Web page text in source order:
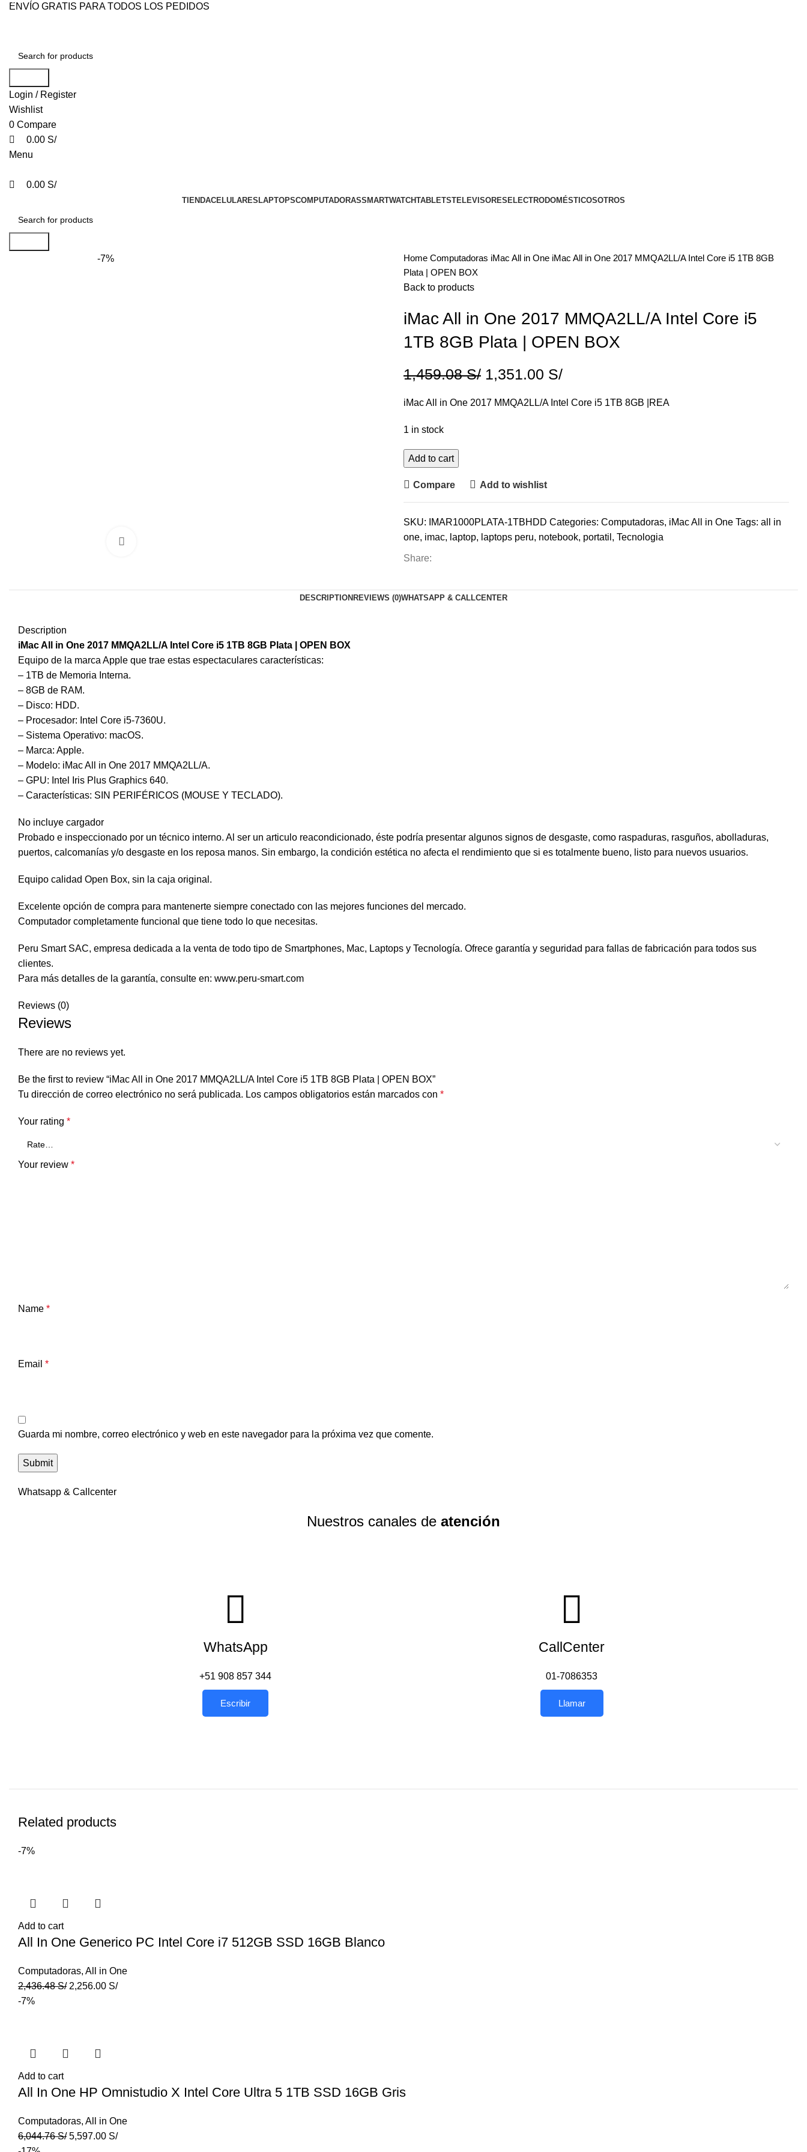
ENVÍO GRATIS PARA TODOS LOS PEDIDOS
Login / Register
Wishlist
0 Compare
0
0.00 S/
Menu
0
0.00 S/
TIENDACELULARES LAPTOPSCOMPUTADORASSMARTWATCHTABLETSTELEVISORES ELECTRODOMÉSTICOSOTROS
-7%
Home Computadoras iMac All in One iMac All in One 2017 MMQA2LL/A Intel Core i5 1TB 8GB
Plata | OPEN BOX
Back to products
iMac All in One 2017 MMQA2LL/A Intel Core i5
1TB 8GB Plata | OPEN BOX
1,459.08S/ 1,351.00 S/
iMac All in One 2017 MMQA2LL/A Intel Core i5 1TB 8GB |REA
1 in stock
Add to cart
Compare Add to wishlist
SKU: IMAR1000PLATA-1TBHDD Categories: Computadoras, iMac All in One Tags: all in
one, imac, laptop, laptops peru, notebook, portatil , Tecnologia
Share:
DESCRIPTION REVIEWS (0)WHATSAPP & CALLCENTER
Description
iMac All in One 2017 MMQA2LL/A Intel Core i5 1TB 8GB Plata | OPEN BOX
Equipo de la marca Apple que trae estas espectaculares características:
– 1TB de Memoria Interna.
– 8GB de RAM.
– Disco: HDD.
– Procesador: Intel Core i5-7360U.
– Sistema Operativo: macOS.
– Marca: Apple.
– Modelo: iMac All in One 2017 MMQA2LL/A.
– GPU: Intel Iris Plus Graphics 640.
– Características: SIN PERIFÉRICOS (MOUSE Y TECLADO).
No incluye cargador
Probado e inspeccionado por un técnico interno. Al ser un articulo reacondicionado, éste podría presentar algunos signos de desgaste, como raspaduras, rasguños, abolladuras,
puertos, calcomanías y/o desgaste en los reposa manos. Sin embargo, la condición estética no afecta el rendimiento que si es totalmente bueno, listo para nuevos usuarios.
Equipo calidad Open Box, sin la caja original.
Excelente opción de compra para mantenerte siempre conectado con las mejores funciones del mercado.
Computador completamente funcional que tiene todo lo que necesitas.
Peru Smart SAC, empresa dedicada a la venta de todo tipo de Smartphones, Mac, Laptops y Tecnología. Ofrece garantía y seguridad para fallas de fabricación para todos sus
clientes.
Para más detalles de la garantía, consulte en: www.peru-smart.com
Reviews (0)
Reviews
There are no reviews yet.
Be the first to review “iMac All in One 2017 MMQA2LL/A Intel Core i5 1TB 8GB Plata | OPEN BOX”
Tu dirección de correo electrónico no será publicada. Los campos obligatorios están marcados con *
Your rating *
Your review *
Name *
Email *
Guarda mi nombre, correo electrónico y web en este navegador para la próxima vez que comente.
Whatsapp & Callcenter
Nuestros canales de atención
WhatsApp
+51 908 857 344
Escribir
CallCenter
01-7086353
Llamar
Related products
-7%
Add to cart
All In One Generico PC Intel Core i7 512GB SSD 16GB Blanco
Computadoras, All in One
2,436.48S/ 2,256.00 S/
-7%
Add to cart
All In One HP Omnistudio X Intel Core Ultra 5 1TB SSD 16GB Gris
Computadoras, All in One
6,044.76S/ 5,597.00 S/
0